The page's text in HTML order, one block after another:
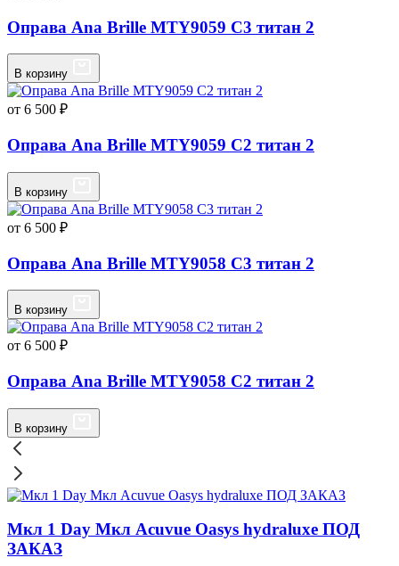
Оправа Ana Brille MTY9059 C3 титан 2
В корзину
от 6 500 ₽
Оправа Ana Brille MTY9059 C2 титан 2
В корзину
от 6 500 ₽
Оправа Ana Brille MTY9058 C3 титан 2
В корзину
от 6 500 ₽
Оправа Ana Brille MTY9058 C2 титан 2
В корзину
Мкл 1 Day Мкл Acuvue Oasys hydraluxe ПОД
ЗАКАЗ